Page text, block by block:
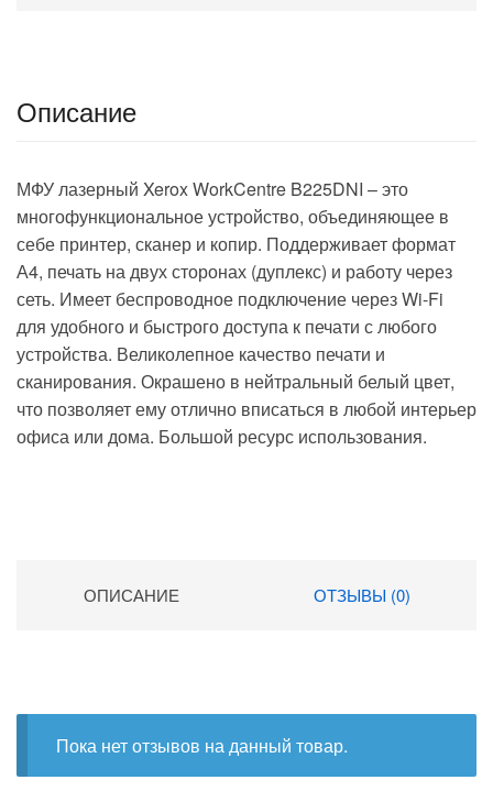
Описание
МФУ лазерный Xerox WorkCentre B225DNI – это
многофункциональное устройство, объединяющее в
себе принтер, сканер и копир. Поддерживает формат
А4, печать на двух сторонах (дуплекс) и работу через
сеть. Имеет беспроводное подключение через Wi-Fi
для удобного и быстрого доступа к печати с любого
устройства. Великолепное качество печати и
сканирования. Окрашено в нейтральный белый цвет,
что позволяет ему отлично вписаться в любой интерьер
офиса или дома. Большой ресурс использования.
ОПИСАНИЕ ОТЗЫВЫ (0)
Пока нет отзывов на данный товар.